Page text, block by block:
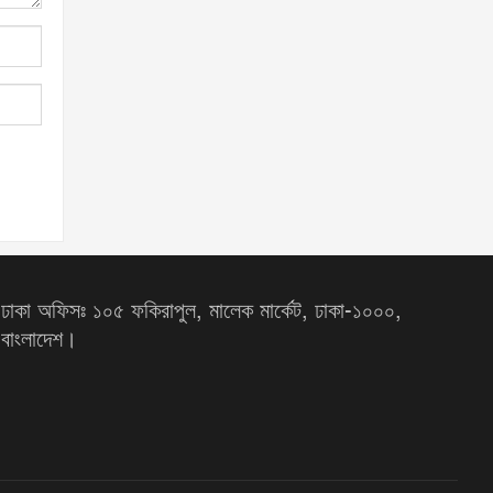
ঢাকা অফিসঃ ১০৫ ফকিরাপুল, মালেক মার্কেট, ঢাকা-১০০০,
বাংলাদেশ।